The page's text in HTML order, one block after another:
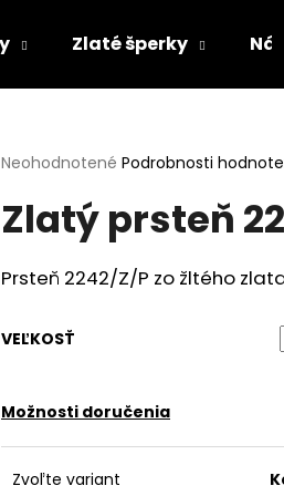
Zlaté šperky
Priemerné
produktu
je
z
5
Neohodnotené Podrobnosti
Zlatý prsteň
Prsteň 2242/Z/P zo žltého
VEĽKOSŤ
Možnosti doručenia
Zvoľte variant
HĽADAŤ